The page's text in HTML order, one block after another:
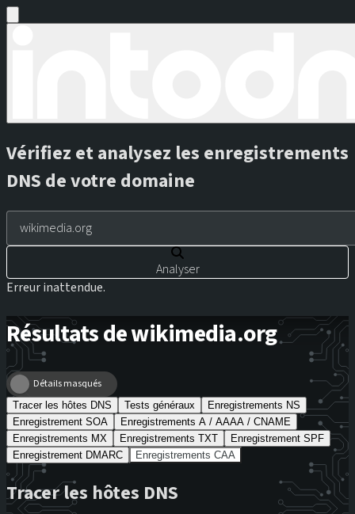
Vérifiez et analysez les enregistrements
DNS de votre domaine
Analyser
Erreur inattendue.
Résultats de wikimedia.org
Détails masqués
Tracer les hôtes DNS Tests généraux
Enregistrements NS
Enregistrement SOA
Enregistrements A / AAAA / CNAME
Enregistrements MX
Enregistrements TXT
Enregistrement SPF
Enregistrement DMARC
Enregistrements CAA
Tracer les hôtes DNS